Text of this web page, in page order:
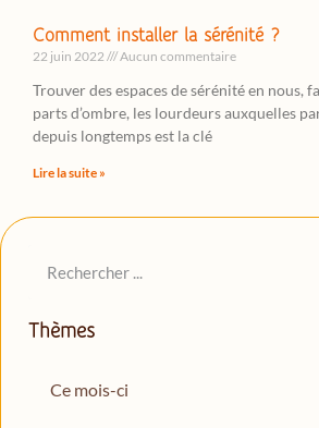
Comment installer la sérénité ?
22 juin 2022 Aucun commentaire
Trouver des espaces de sérénité en nous,
parts d’ombre, les lourdeurs auxquelles
depuis longtemps est la clé
Lire la suite »
Thèmes
Ce mois-ci